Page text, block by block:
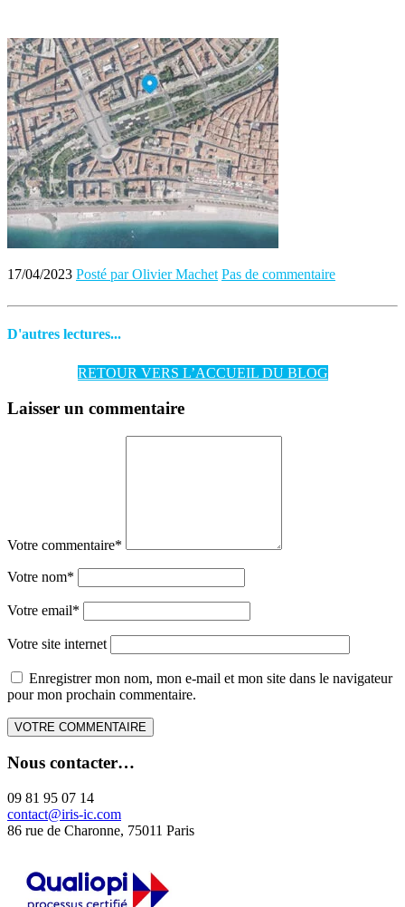
17/04/2023 Posté par Olivier Machet Pas de commentaire
D'autres lectures...
RETOUR VERS L’ACCUEIL DU BLOG
Laisser un commentaire
Votre commentaire*
Votre nom*
Votre email*
Votre site internet
Enregistrer mon nom, mon e-mail et mon site dans le navigateur
pour mon prochain commentaire.
Nous contacter…
09 81 95 07 14
contact@iris-ic.com
86 rue de Charonne, 75011 Paris